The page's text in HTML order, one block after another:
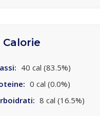
40 cal (83.5%)
0 cal (0.0%)
8 cal (16.5%)